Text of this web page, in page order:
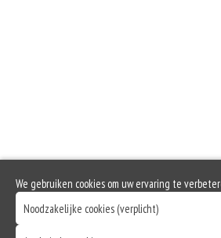
We gebruiken cookies om uw ervaring te
Noodzakelijke cookies (verplicht)